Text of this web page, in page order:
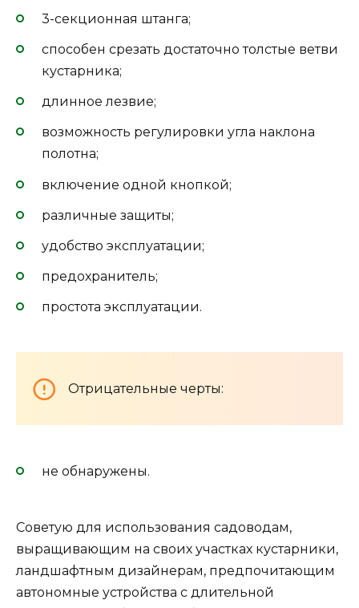
3-секционная штанга;
способен срезать достаточно толстые ветви
кустарника;
длинное лезвие;
возможность регулировки угла наклона
полотна;
включение одной кнопкой;
различные защиты;
удобство эксплуатации;
предохранитель;
простота эксплуатации.
Отрицательные черты:
не обнаружены.
Советую для использования садоводам,
выращивающим на своих участках кустарники,
ландшафтным дизайнерам, предпочитающим
автономные устройства с длительной